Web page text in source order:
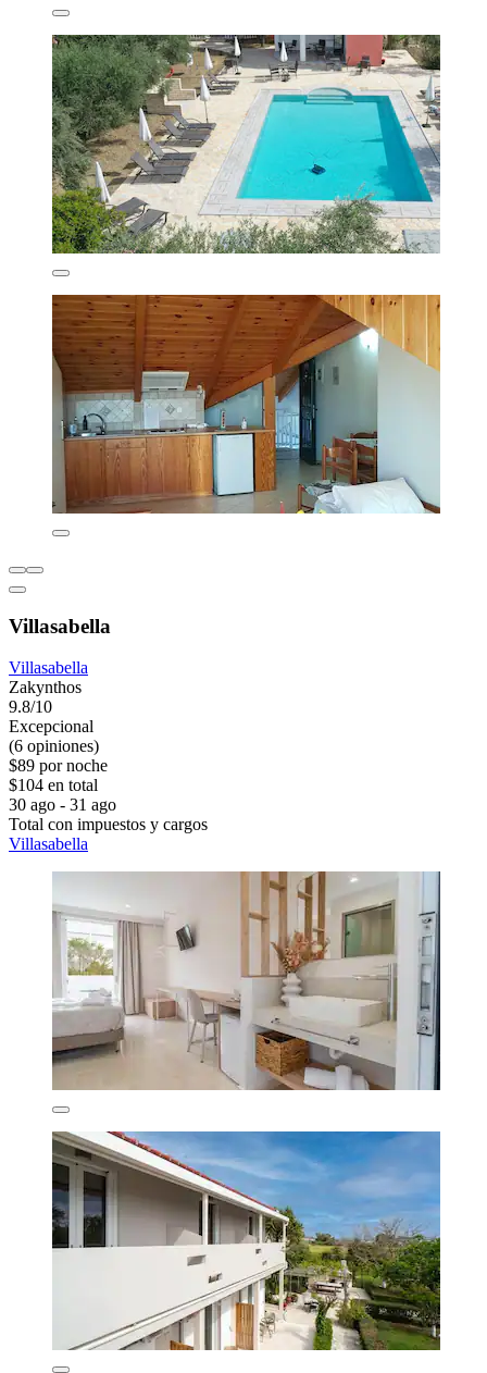
Villasabella
Villasabella
Zakynthos
9.8/10
Excepcional
(6 opiniones)
$89 por noche
$104 en total
30 ago - 31 ago
Total con impuestos y cargos
Villasabella